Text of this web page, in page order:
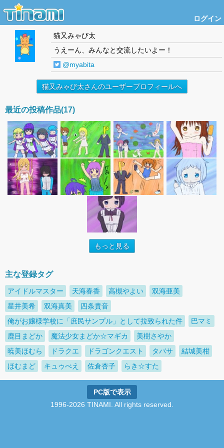
ログイン
猫又みゃび太
うえーん、みんなと交流したいよー！
@myabita
猫又みゃび太さんのユーザープロフィールへ
最近の投稿作品(17)
もっと見る
主な登録タグ
アイドルマスター 天海春香 高槻やよい
双海亜美
星井美希
双海真美
四条貴音
俺がお嬢様学校に「庶民サンプル」として拉致られた件
巴マミ
鹿目まどか
魔法少女まどか☆マギカ
美樹さやか
暁美ほむら
ドラクエ ドラゴンクエスト タバサ
結城美柑
ほむまど
キュゥべえ 佐倉杏子 らき☆すた
PC版で表示
1996-2026 TINAMI. All rights reserved.